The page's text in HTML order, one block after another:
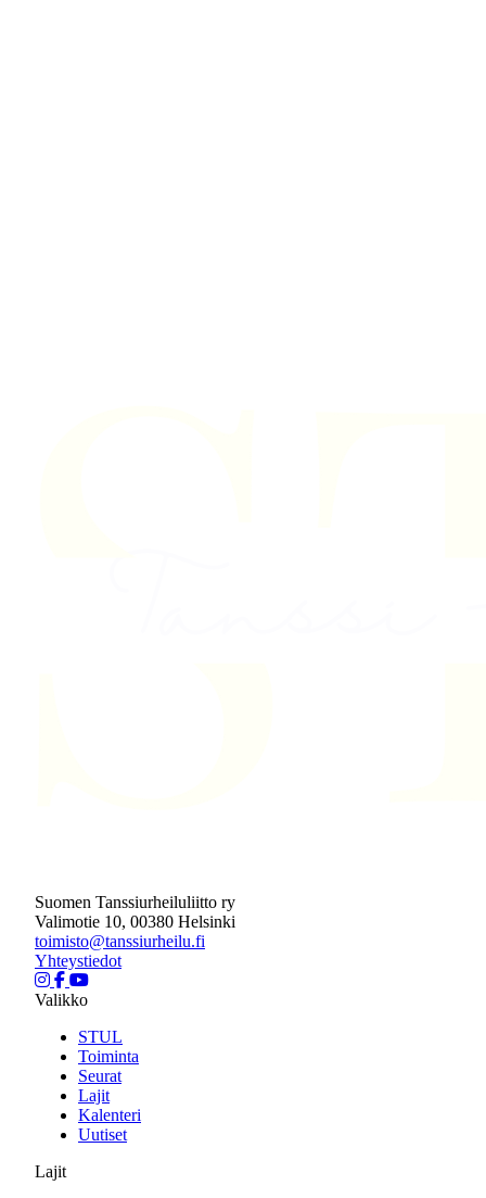
Suomen Tanssiurheiluliitto ry
Valimotie 10, 00380 Helsinki
toimisto@tanssiurheilu.fi
Yhteystiedot
Valikko
STUL
Toiminta
Seurat
Lajit
Kalenteri
Uutiset
Lajit